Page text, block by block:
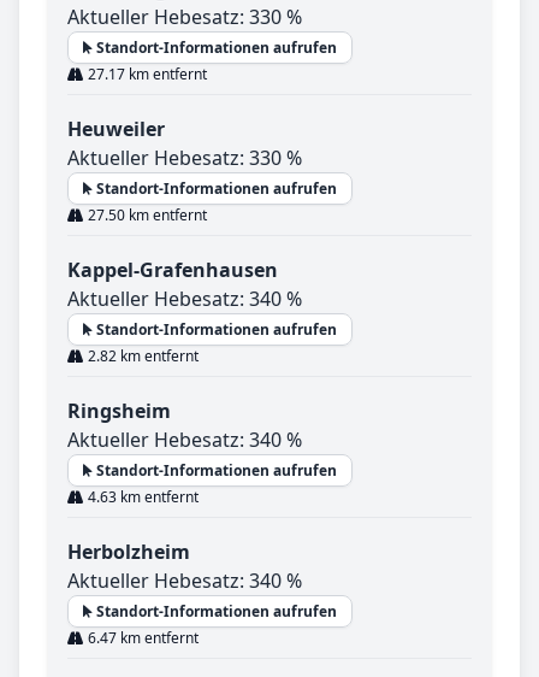
Aktueller Hebesatz: 330 %
Standort-Informationen aufrufen
27.17 km entfernt
Heuweiler
Aktueller Hebesatz: 330 %
Standort-Informationen aufrufen
27.50 km entfernt
Kappel-Grafenhausen
Aktueller Hebesatz: 340 %
Standort-Informationen aufrufen
2.82 km entfernt
Ringsheim
Aktueller Hebesatz: 340 %
Standort-Informationen aufrufen
4.63 km entfernt
Herbolzheim
Aktueller Hebesatz: 340 %
Standort-Informationen aufrufen
6.47 km entfernt